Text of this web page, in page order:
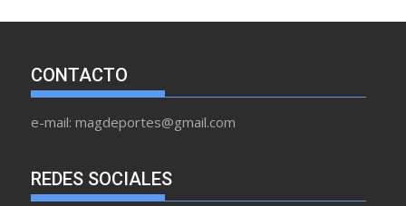
CONTACTO
e-mail: magdeportes@gmail.com
REDES SOCIALES